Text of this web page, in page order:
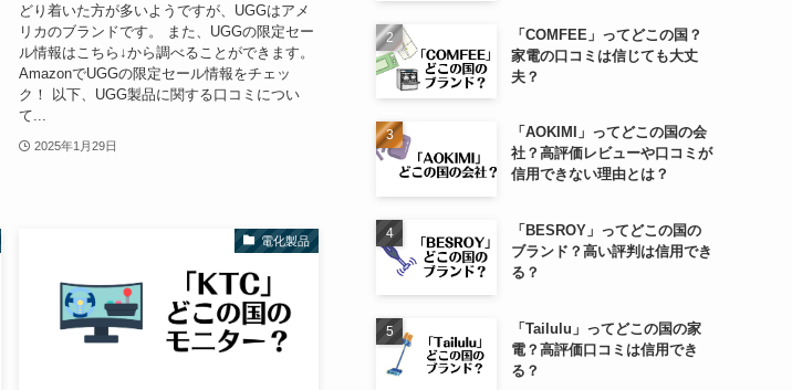
どり着いた方が多いようですが、UGGはアメ
リカのブランドです。 また、UGGの限定セー
ル情報はこちら↓から調べることができます。
AmazonでUGGの限定セール情報をチェッ
ク！ 以下、UGG製品に関する口コミについ
て...
2025年1月29日
電化製品
「COMFEE」ってどこの国？
家電の口コミは信じても大丈
夫？
「AOKIMI」ってどこの国の会
社？高評価レビューや口コミが
信用できない理由とは？
「BESROY」ってどこの国の
ブランド？高い評判は信用でき
る？
「Tailulu」ってどこの国の家
電？高評価口コミは信用でき
る？